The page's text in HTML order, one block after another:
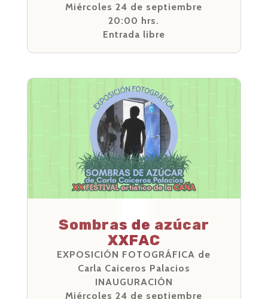
Miércoles 24 de septiembre
20:00 hrs.
Entrada libre
Sombras de azúcar
XXFAC
EXPOSICIÓN FOTOGRÁFICA de
Carla Caiceros Palacios
INAUGURACIÓN
Miércoles 24 de septiembre